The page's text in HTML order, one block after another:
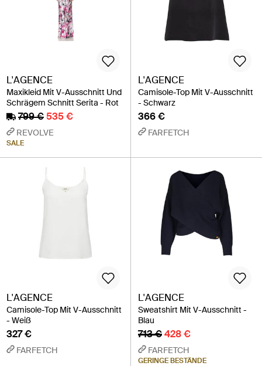
L'AGENCE
Maxikleid Mit V-Ausschnitt Und
Schrägem Schnitt Serita - Rot
799 €535 €
REVOLVE
SALE
L'AGENCE
Camisole-Top Mit V-Ausschnitt
- Schwarz
366 €
FARFETCH
L'AGENCE
Camisole-Top Mit V-Ausschnitt
- Weiß
327 €
FARFETCH
L'AGENCE
Sweatshirt Mit V-Ausschnitt -
Blau
713 €428 €
FARFETCH
GERINGE BESTÄNDE